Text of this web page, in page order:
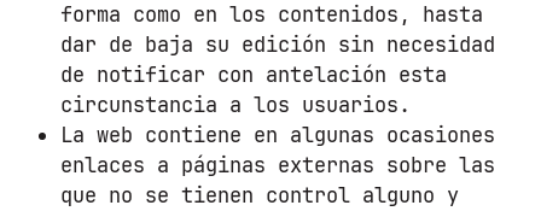
forma como en los contenidos, hasta
dar de baja su edición sin necesidad
de notificar con antelación esta
circunstancia a los usuarios.
La web contiene en algunas ocasiones
enlaces a páginas externas sobre las
que no se tienen control alguno y